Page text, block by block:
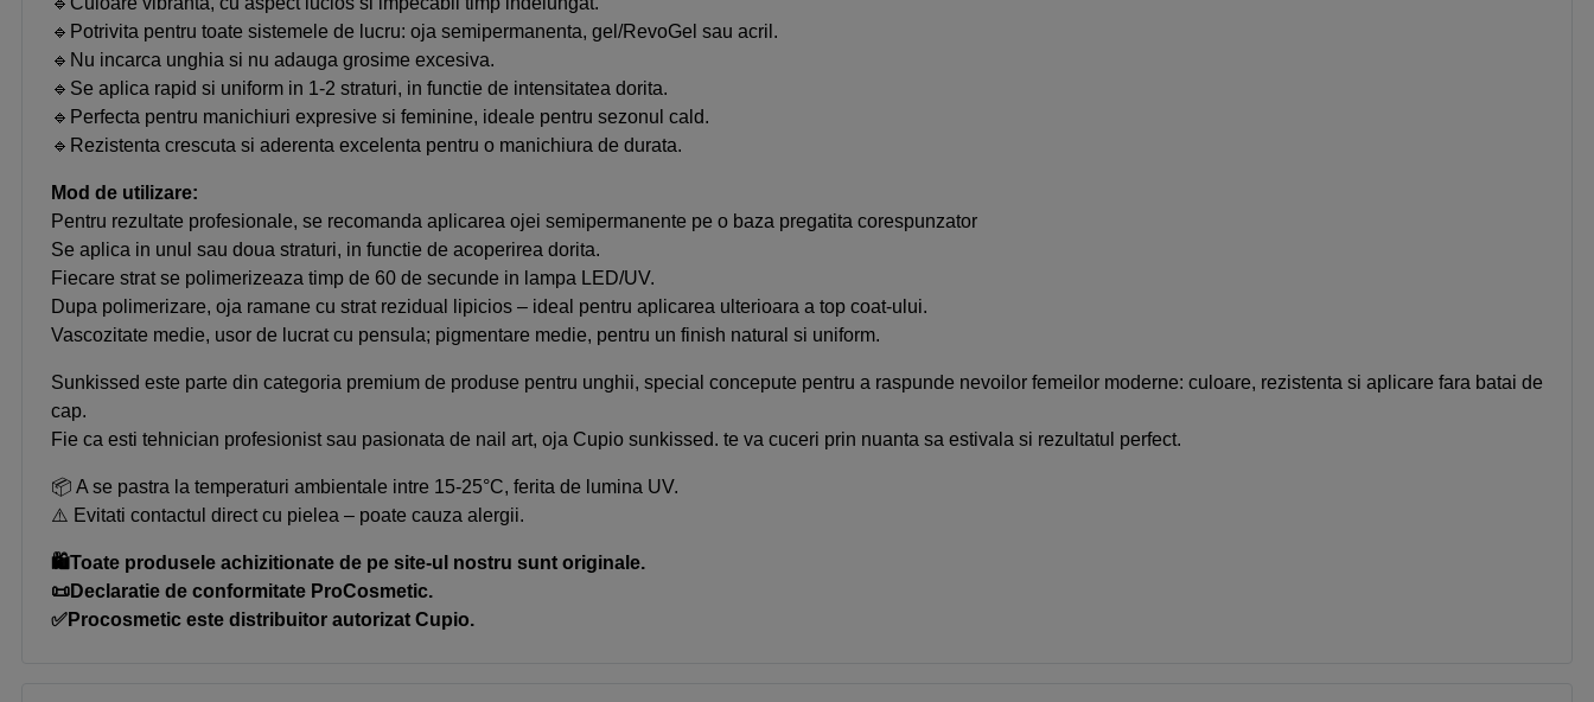
🔹Potrivita pentru toate sistemele de lucru: oja semipermanenta, gel/RevoGel sau acril.
🔹Nu incarca unghia si nu adauga grosime excesiva.
🔹Se aplica rapid si uniform in 1-2 straturi, in functie de intensitatea dorita.
🔹Perfecta pentru manichiuri expresive si feminine, ideale pentru sezonul cald.
🔹Rezistenta crescuta si aderenta excelenta pentru o manichiura de durata.
Mod de utilizare:
Pentru rezultate profesionale, se recomanda aplicarea ojei semipermanente pe o baza pregatita corespunzator
Se aplica in unul sau doua straturi, in functie de acoperirea dorita.
Fiecare strat se polimerizeaza timp de 60 de secunde in lampa LED/UV.
Dupa polimerizare, oja ramane cu strat rezidual lipicios – ideal pentru aplicarea ulterioara a top coat-ului.
Vascozitate medie, usor de lucrat cu pensula; pigmentare medie, pentru un finish natural si uniform.
Sunkissed este parte din categoria premium de produse pentru unghii, special concepute pentru a raspunde nevoilor femeilor moderne: culoare, rezistenta si aplicare fara batai de
cap.
Fie ca esti tehnician profesionist sau pasionata de nail art, oja Cupio sunkissed. te va cuceri prin nuanta sa estivala si rezultatul perfect.
📦 A se pastra la temperaturi ambientale intre 15-25°C, ferita de lumina UV.
⚠️ Evitati contactul direct cu pielea – poate cauza alergii.
🛍️Toate produsele achizitionate de pe site-ul nostru sunt originale.
📜Declaratie de conformitate ProCosmetic.
✅Procosmetic este distribuitor autorizat Cupio.